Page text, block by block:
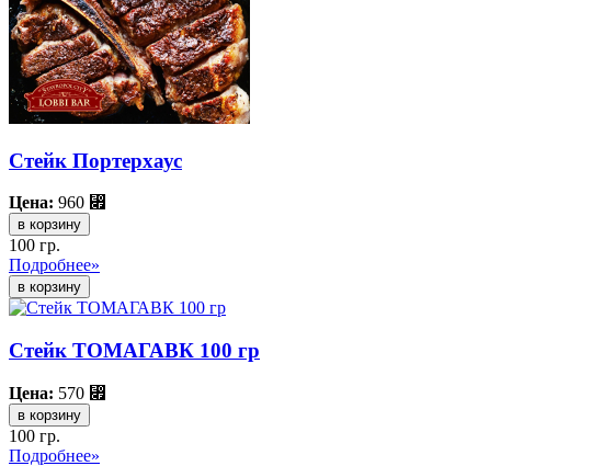
Стейк Портерхаус
Цена: 960 ⃏
в корзину
100 гр.
Подробнее»
Стейк ТОМАГАВК 100 гр
Цена: 570 ⃏
в корзину
100 гр.
Подробнее»